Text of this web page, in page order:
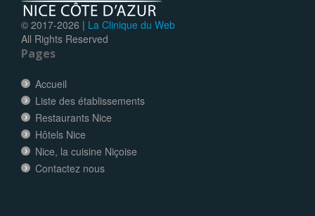
© 2017-2026 | La Clinique du Web
All Rights Reserved
Pages
Accueil
Liste des établissements
Restaurants Nice
Hôtels Nice
Nice, la cuisine Niçoise
Contactez nous